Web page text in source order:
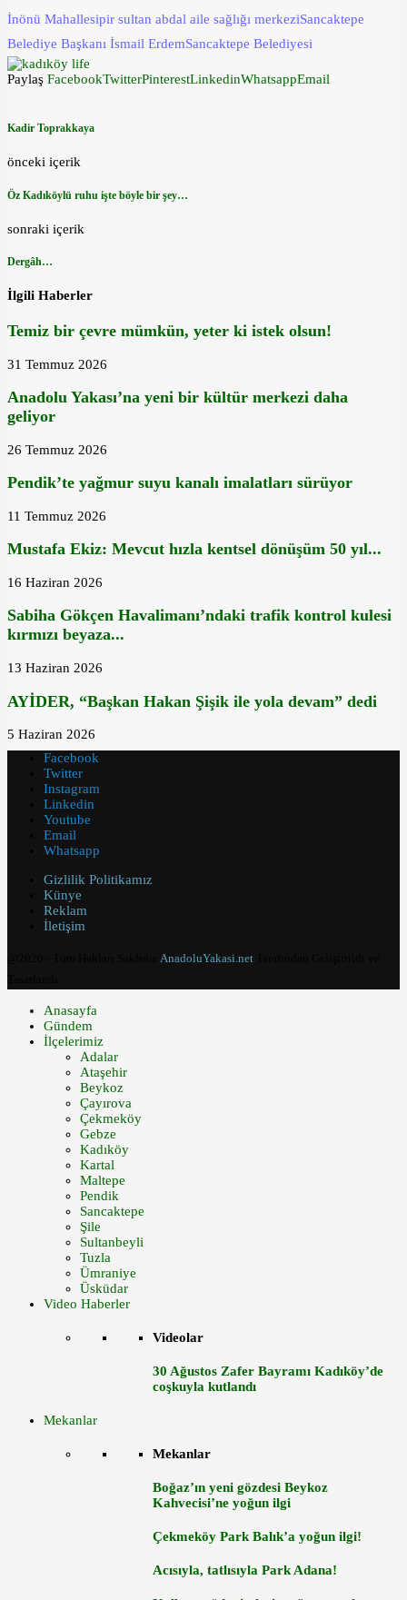
İnönü Mahallesipir sultan abdal aile sağlığı merkeziSancaktepe
Belediye Başkanı İsmail ErdemSancaktepe Belediyesi
Paylaş FacebookTwitterPinterestLinkedinWhatsappEmail
Kadir Toprakkaya
önceki içerik
Öz Kadıköylü ruhu işte böyle bir şey…
sonraki içerik
Dergâh…
İlgili Haberler
Temiz bir çevre mümkün, yeter ki istek olsun!
31 Temmuz 2026
Anadolu Yakası’na yeni bir kültür merkezi daha
geliyor
26 Temmuz 2026
Pendik’te yağmur suyu kanalı imalatları sürüyor
11 Temmuz 2026
Mustafa Ekiz: Mevcut hızla kentsel dönüşüm 50 yıl...
16 Haziran 2026
Sabiha Gökçen Havalimanı’ndaki trafik kontrol kulesi
kırmızı beyaza...
13 Haziran 2026
AYİDER, “Başkan Hakan Şişik ile yola devam” dedi
5 Haziran 2026
Facebook
Twitter
Instagram
Linkedin
Youtube
Email
Whatsapp
Gizlilik Politikamız
Künye
Reklam
İletişim
AnadoluYakasi.net
Anasayfa
Gündem
İlçelerimiz
Adalar
Ataşehir
Beykoz
Çayırova
Çekmeköy
Gebze
Kadıköy
Kartal
Maltepe
Pendik
Sancaktepe
Şile
Sultanbeyli
Tuzla
Ümraniye
Üsküdar
Video Haberler
Videolar
30 Ağustos Zafer Bayramı Kadıköy’de
coşkuyla kutlandı
Mekanlar
Mekanlar
Boğaz’ın yeni gözdesi Beykoz
Kahvecisi’ne yoğun ilgi
Çekmeköy Park Balık’a yoğun ilgi!
Acısıyla, tatlısıyla Park Adana!